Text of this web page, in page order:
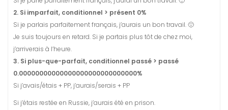
2. Si imparfait, conditionnel > présent 0%
Si je parlais parfaitement français, j’aurais un bon travail. 🙁
Je suis toujours en retard. Si je partais plus tôt de chez moi,
j’arriverais à l’heure.
3. Si plus-que-parfait, conditionnel passé > passé
0.00000000000000000000000000000%
Si j’avais/étais + PP, j’aurais/serais + PP
Si j’étais restée en Russie, j’aurais été en prison.